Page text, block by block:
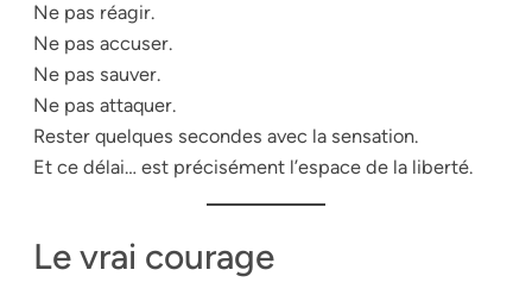
Ne pas réagir.
Ne pas accuser.
Ne pas sauver.
Ne pas attaquer.
Rester quelques secondes avec la sensation.
Et ce délai… est précisément l’espace de la liberté.
Le vrai courage